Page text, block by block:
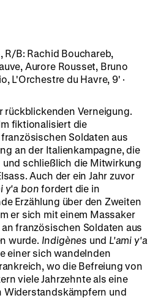
B: Rachid Bouchareb,
Aurore Rousset, Bruno
L'Orchestre du Havre, 9' ·
rückblickenden Verneigung.
fiktionalisiert die
Soldaten aus
an der Italienkampagne, die
und schließlich die Mitwirkung
Auch der ein Jahr zuvor
y'a bon fordert die in
Erzählung über den Zweiten
er sich mit einem Massaker
französischen Soldaten aus
wurde. Indigènes und L'ami y'a
einer sich wandelnden
wo die Befreiung von
viele Jahrzehnte als eine
Widerstandskämpfern und